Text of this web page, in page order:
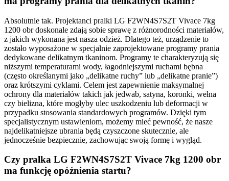
Absolutnie tak. Projektanci pralki LG F2WN4S7S2T Vivace 7kg
1200 obr doskonale zdają sobie sprawę z różnorodności materiałów,
z jakich wykonana jest nasza odzież. Dlatego też, urządzenie to
zostało wyposażone w specjalnie zaprojektowane programy prania
dedykowane delikatnym tkaninom. Programy te charakteryzują się
niższymi temperaturami wody, łagodniejszymi ruchami bębna
(często określanymi jako „delikatne ruchy” lub „delikatne pranie”)
oraz krótszymi cyklami. Celem jest zapewnienie maksymalnej
ochrony dla materiałów takich jak jedwab, satyna, koronki, wełna
czy bielizna, które mogłyby ulec uszkodzeniu lub deformacji w
przypadku stosowania standardowych programów. Dzięki tym
specjalistycznym ustawieniom, możemy mieć pewność, że nasze
najdelikatniejsze ubrania będą czyszczone skutecznie, ale
jednocześnie bezpiecznie, zachowując swoją formę i wygląd.
Czy pralka LG F2WN4S7S2T Vivace 7kg 1200 obr
ma funkcję opóźnienia startu?